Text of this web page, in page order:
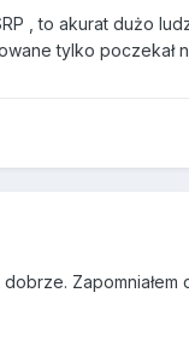
, to akurat dużo
tylko
Zapomniałem